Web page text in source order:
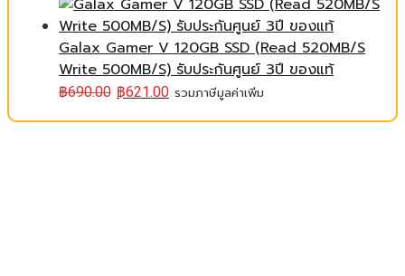
Galax Gamer V 120GB SSD (Read 520MB/S
Write 500MB/S) รับประกันศูนย์ 3ปี ของแท้
฿690.00 ฿621.00 รวมภาษีมูลค่าเพิ่ม